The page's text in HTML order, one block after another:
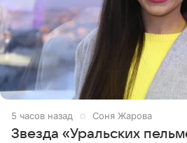
5 часов назад Соня Жарова
Звезда «Уральских